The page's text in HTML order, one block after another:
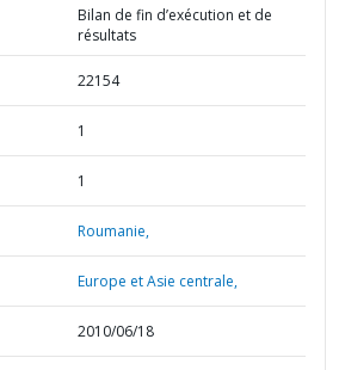
Bilan de fin d’exécution et de
résultats
22154
1
1
Roumanie,
Europe et Asie centrale,
2010/06/18